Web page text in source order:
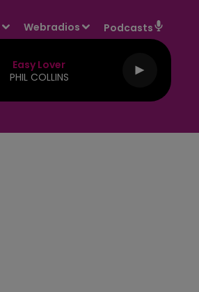
Webradios Podcasts
Easy Lover
PHIL COLLINS